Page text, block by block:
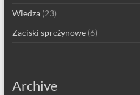
Wiedza(23)
Zaciski sprężynowe(6)
Archive